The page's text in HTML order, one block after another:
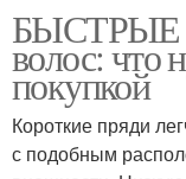
БЫСТРЫЕ
волос: что
покупкой
Короткие пряди
с подобным